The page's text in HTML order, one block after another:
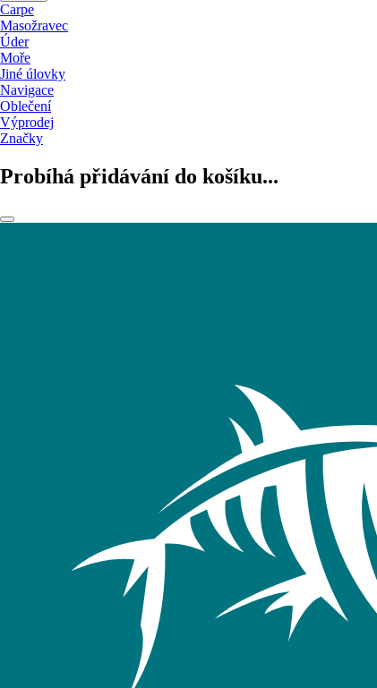
Carpe
Masožravec
Úder
Moře
Jiné úlovky
Navigace
Oblečení
Výprodej
Značky
Probíhá přidávání do košíku...